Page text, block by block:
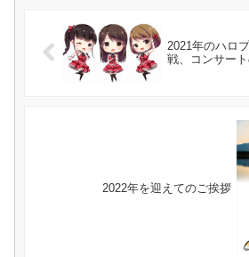
2021年のハロ
戦、コンサー
2022年を迎えてのご挨拶